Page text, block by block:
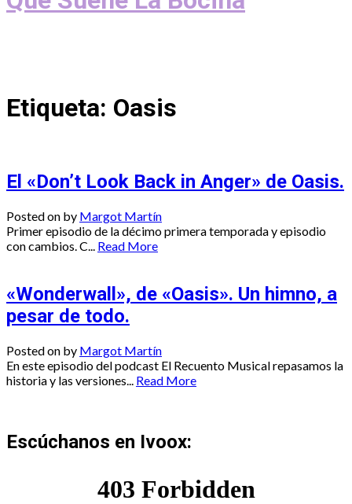
Etiqueta: Oasis
El «Don’t Look Back in Anger» de Oasis.
Posted on by Margot Martín
Primer episodio de la décimo primera temporada y episodio
con cambios. C...
Read More
«Wonderwall», de «Oasis». Un himno, a
pesar de todo.
Posted on by Margot Martín
En este episodio del podcast El Recuento Musical repasamos la
historia y las versiones... Read More
Escúchanos en Ivoox: